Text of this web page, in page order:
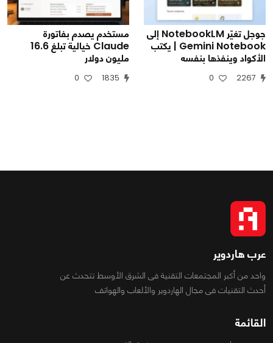
جوجل تغيّر NotebookLM إلى
Gemini Notebook | يكتب
الأكواد وينفذها بنفسه
2267
0
مستخدم يصدم بفاتورة
Claude خيالية تبلغ 16.6
مليون دولار
1835
0
عرب هاردوير
واحد من أكبر المجتمعات التقنية فى الشرق الأوسط تتحدث عن
أحدث التقنيات فى مجال الهاردوير والألعاب والهواتف
القائمة